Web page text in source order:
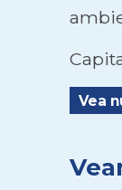
Vea